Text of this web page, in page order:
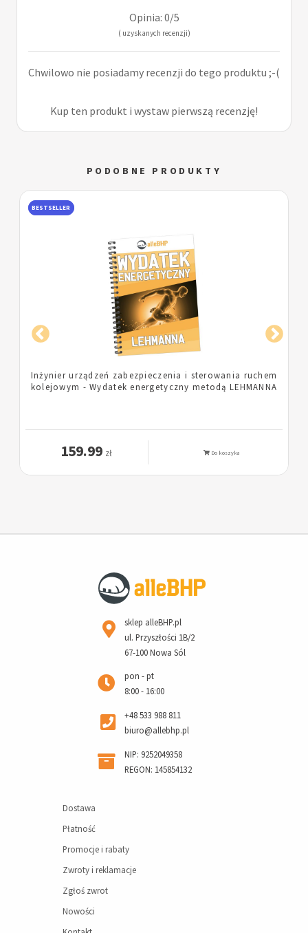
Opinia: 0/5
( uzyskanych recenzji)
Chwilowo nie posiadamy recenzji do tego produktu ;-(
Kup ten produkt i wystaw pierwszą recenzję!
PODOBNE PRODUKTY
BESTSELLER
Pielęgniarka - Wydatek energetyczny metodą
LEHMANNA
159.99 zł Do koszyka
sklep alleBHP.pl
ul. Przyszłości 1B/2
67-100 Nowa Sól
pon - pt
8:00 - 16:00
+48 533 988 811
biuro@allebhp.pl
NIP: 9252049358
REGON: 145854132
Dostawa
Płatność
Promocje i rabaty
Zwroty i reklamacje
Zgłoś zwrot
Nowości